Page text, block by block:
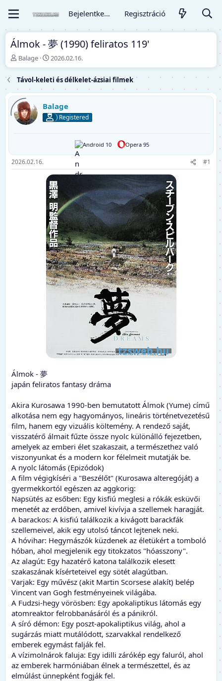
Bejelentkezés Regisztráció
Álmok - 夢 (1990) feliratos 119'
T
é
m
a
i
n
d
í
Balage
K
e
d
ő
d
á
t
2026.02.16.
Távol-keleti és délkelet-ázsiai filmek
Balage
Registered
Android 10 Opera 95
2026.02.16. #1
Álmok - 夢
japán feliratos fantasy dráma
Akira Kurosawa 1990-ben bemutatott Álmok (Yume) című
alkotása nem egy hagyományos, lineáris történetvezetésű
film, hanem egy vizuális költemény. A rendező saját,
visszatérő álmait fűzte össze nyolc különálló fejezetben,
amelyek az emberi élet szakaszait, a természethez való
viszonyunkat és a modern kor félelmeit mutatják be.
A nyolc látomás (Epizódok)
A film végigkíséri a "Beszélőt" (Kurosawa alteregóját) a
gyermekkortól egészen az aggkorig:
Napsütés az esőben: Egy kisfiú meglesi a rókák esküvői
menetét az erdőben, amivel kivívja a szellemek haragját.
A barackos: A kisfiú találkozik a kivágott barackfák
szellemeivel, akik egy utolsó táncot lejtenek neki.
A hóvihar: Hegymászók küzdenek az életükért a tomboló
hóban, ahol megjelenik egy titokzatos "hóasszony".
Az alagút: Egy hazatérő katona találkozik elesett
szakaszának kísérteteivel egy sötét alagútban.
Varjak: Egy művész (akit Martin Scorsese alakít) belép
Vincent van Gogh festményeinek világába.
A Fudzsi-hegy vörösben: Egy apokaliptikus látomás egy
atomreaktor felrobbanásáról és a pánikról.
A síró démon: Egy poszt-apokaliptikus világ, ahol a
sugárzás miatt mutálódott, szarvakkal rendelkező
emberek egymást falják fel.
A vízimolnárok faluja: Egy idilli zárókép egy faluról, ahol
az emberek harmóniában élnek a természettel, és az
elmúlást ünnepként fogják fel.